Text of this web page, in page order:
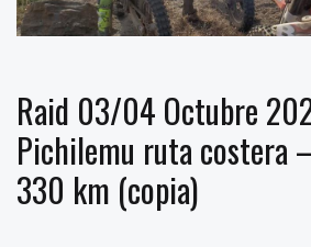
Raid 03/04 Octubre
Pichilemu ruta costera
330 km (copia)